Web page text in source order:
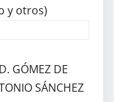
y otros)
GÓMEZ DE
SÁNCHEZ